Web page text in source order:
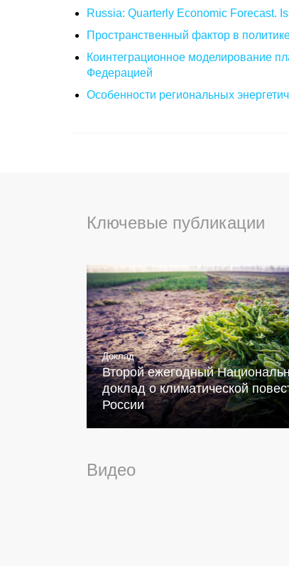
Russia: Quarterly Economic Forecast.
Пространственный фактор в
Коинтеграционное моделирование
Федерацией
Особенности региональных
Ключевые публикации
Доклад
Второй ежегодный
доклад о климатической
России
Видео